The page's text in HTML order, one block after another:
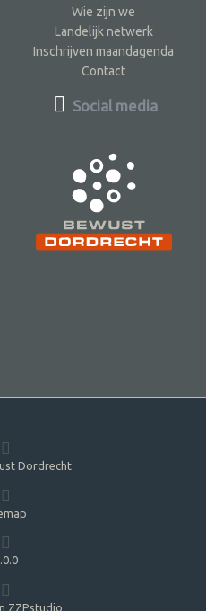
Wie zijn we
Landelijk netwerk
Inschrijven maandagenda
Contact
Social media
Dordrecht
ZZPstudio